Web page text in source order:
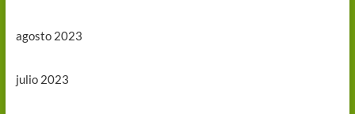
agosto 2023
julio 2023